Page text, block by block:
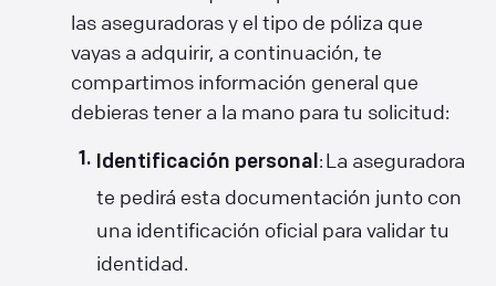
las aseguradoras y el tipo de póliza que
vayas a adquirir, a continuación, te
compartimos información general que
debieras tener a la mano para tu solicitud:
Identificación personal: La aseguradora
te pedirá esta documentación junto con
una identificación oficial para validar tu
identidad.